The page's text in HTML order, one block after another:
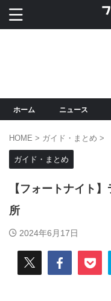
ホーム ニュース
HOME > ガイド・まとめ >
ガイド・まとめ
【フォートナイト
所
2024年6月17日